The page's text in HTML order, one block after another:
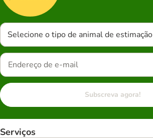
Selecione o tipo de animal de estimação
Subscreva agora!
Serviços